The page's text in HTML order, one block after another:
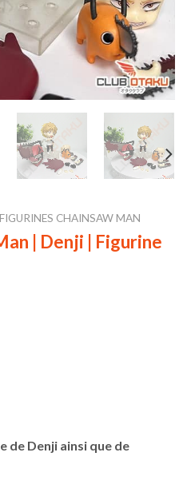
FIGURINES CHAINSAW MAN
| Denji | Figurine
de Denji ainsi que de